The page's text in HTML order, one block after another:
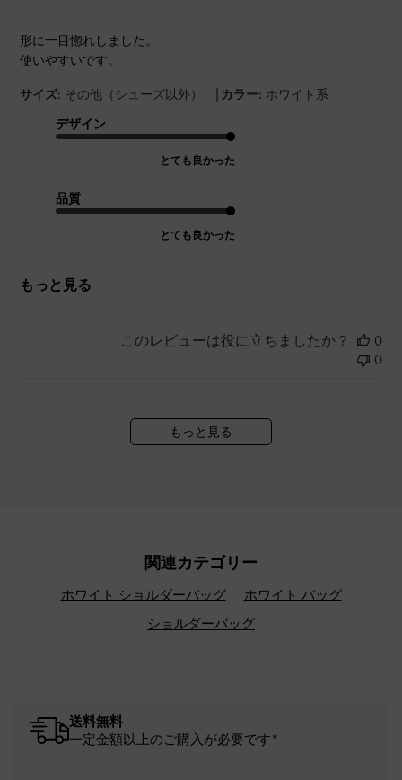
形に一目惚れしました。
使いやすいです。
サイズ: その他（シューズ以外） | カラー: ホワイト系
デザイン
とても良かった
品質
とても良かった
もっと見る
このレビューは役に立ちましたか？
0
0
もっと見る
関連カテゴリー
ホワイト ショルダーバッグ
ホワイト バッグ
ショルダーバッグ
送料無料
一定金額以上のご購入が必要です*